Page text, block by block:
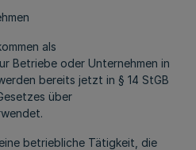
als
Betriebe oder Unternehmen in
bereits jetzt in § 14 StGB
über
betriebliche Tätigkeit, die